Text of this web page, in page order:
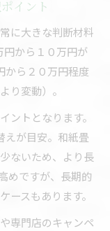
イント
に大きな判断材料
円から１０万円が
から２０万円程度
り変動）。
ントとなります。
えが目安。和紙畳
ないため、より長
めですが、長期的
ースもあります。
専門店のキャンペ